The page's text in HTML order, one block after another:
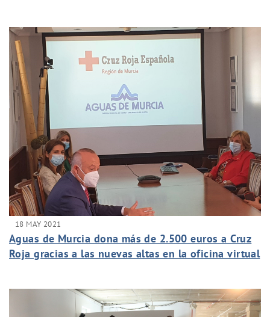
18 MAY 2021
Aguas de Murcia dona más de 2.500 euros a Cruz
Roja gracias a las nuevas altas en la oficina virtual